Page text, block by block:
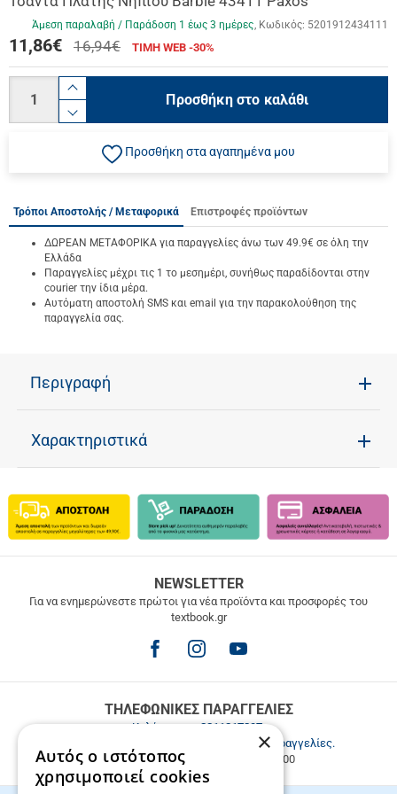
Άμεση παραλαβή / Παράδoση 1 έως 3 ημέρες Κωδικός: 5201912434111
11,86€ 16,94€ ΤΙΜΗ WEB -30%
product.increase.quantity
product.decrease.quantity
Προσθήκη στο καλάθι
Προσθήκη στα αγαπημένα μου
Τρόποι Αποστολής / Μεταφορικά Επιστροφές προϊόντων
ΔΩΡΕΑΝ ΜΕΤΑΦΟΡΙΚΑ για παραγγελίες άνω των 49.9€ σε όλη την
Ελλάδα
Παραγγελίες μέχρι τις 1 το μεσημέρι, συνήθως παραδίδονται στην
courier την ίδια μέρα.
Αυτόματη αποστολή SMS και email για την παρακολούθηση της
παραγγελία σας.
Περιγραφή
Χαρακτηριστικά
ΜΕΤΑΦΟΡΙΚΑ
άνω
NEWSLETTER
Για να ενημερώνεστε πρώτοι για νέα προϊόντα και προσφορές του
textbook.gr
ΤΗΛΕΦΩΝΙΚΕΣ ΠΑΡΑΓΓΕΛΙΕΣ
Καλέστε μας2811217297.
Εξυπηρέτηση πελατών & τηλεφωνικές παραγγελίες.
Δευ. - Παρ. 9:00-17:00, Σάβ. 9:00-15:00
×
Αυτός ο ιστότοπος
χρησιμοποιεί cookies